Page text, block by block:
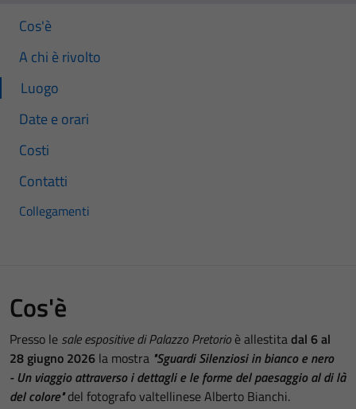
Cos'è
A chi è rivolto
Luogo
Date e orari
Costi
Contatti
Collegamenti
Cos'è
Presso le sale espositive di Palazzo Pretorio è allestitadal 6 al
28 giugno 2026 la mostra "Sguardi Silenziosi in bianco e nero
- Un viaggio attraverso i dettagli e le forme del paesaggio al di là
del colore"del fotografo valtellinese Alberto Bianchi.